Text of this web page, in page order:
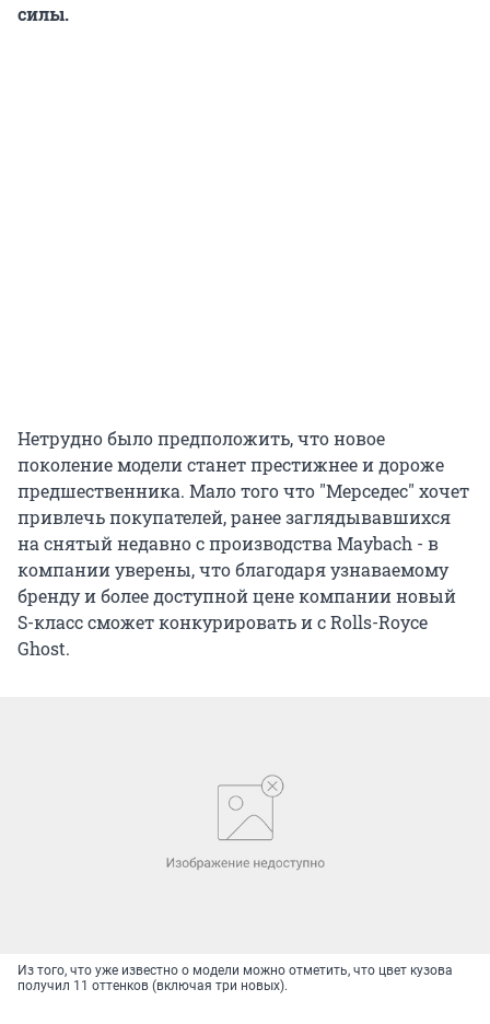
силы.
Нетрудно было предположить, что новое
поколение модели станет престижнее и дороже
предшественника. Мало того что "Мерседес" хочет
привлечь покупателей, ранее заглядывавшихся
на снятый недавно с производства Maybach - в
компании уверены, что благодаря узнаваемому
бренду и более доступной цене компании новый
S-класс сможет конкурировать и с Rolls-Royce
Ghost.
Из того, что уже известно о модели можно отметить, что цвет кузова
получил 11 оттенков (включая три новых).